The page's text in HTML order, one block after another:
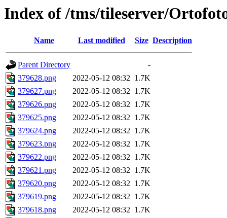
Index of /tms/tileserver/
Name Last modified Size Description
Parent Directory
-
379628.png
2022-05-12 08:32 1.7K
379627.png
2022-05-12 08:32 1.7K
379626.png
2022-05-12 08:32 1.7K
379625.png
2022-05-12 08:32 1.7K
379624.png
2022-05-12 08:32 1.7K
379623.png
2022-05-12 08:32 1.7K
379622.png
2022-05-12 08:32 1.7K
379621.png
2022-05-12 08:32 1.7K
379620.png
2022-05-12 08:32 1.7K
379619.png
2022-05-12 08:32 1.7K
379618.png
2022-05-12 08:32 1.7K